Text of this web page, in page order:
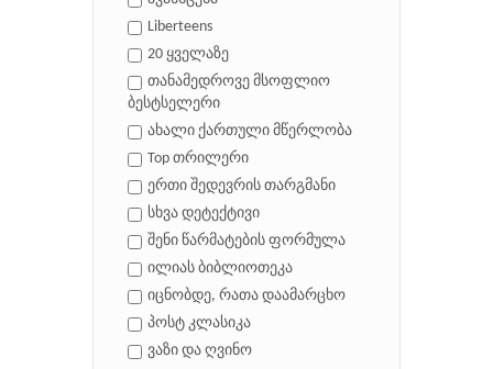
Liberteens
20 ყველაზე
თანამედროვე მსოფლიო
ბესტსელერი
ახალი ქართული მწერლობა
Top თრილერი
ერთი შედევრის თარგმანი
სხვა დეტექტივი
შენი წარმატების ფორმულა
ილიას ბიბლიოთეკა
იცნობდე, რათა დაამარცხო
პოსტ კლასიკა
ვაზი და ღვინო